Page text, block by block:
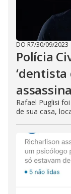
DO R7/30/09/2023
Polícia
‘dentista
Rafael Puglisi
de sua casa,